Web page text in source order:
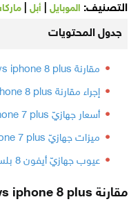
التصنيف: الموبايل| أبل|
جدول المحتويات
مقارنة iphone 7 plus vs iphone 8 plus من أبل
إجراء مقارنة iphone 7 plus vs iphone 8 plus
أسعار جهازيّ iphone 7 plus و iphone 8 plus
ميزات جهازيّ iphone 7 plus و iphone 8 plus
عيوب جهازيّ أيفون 8 بلس وأيفون 7 بلس
مقارنة iphone 7 plus vs iphone 8 plus من أبل